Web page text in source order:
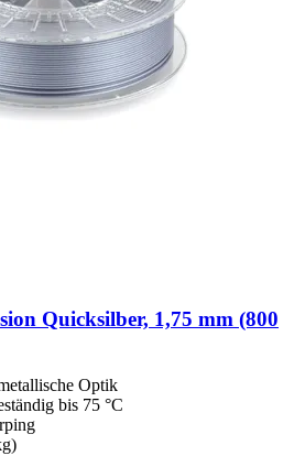
Quicksilber, 1,75 mm (800
Optik
bis 75 °C